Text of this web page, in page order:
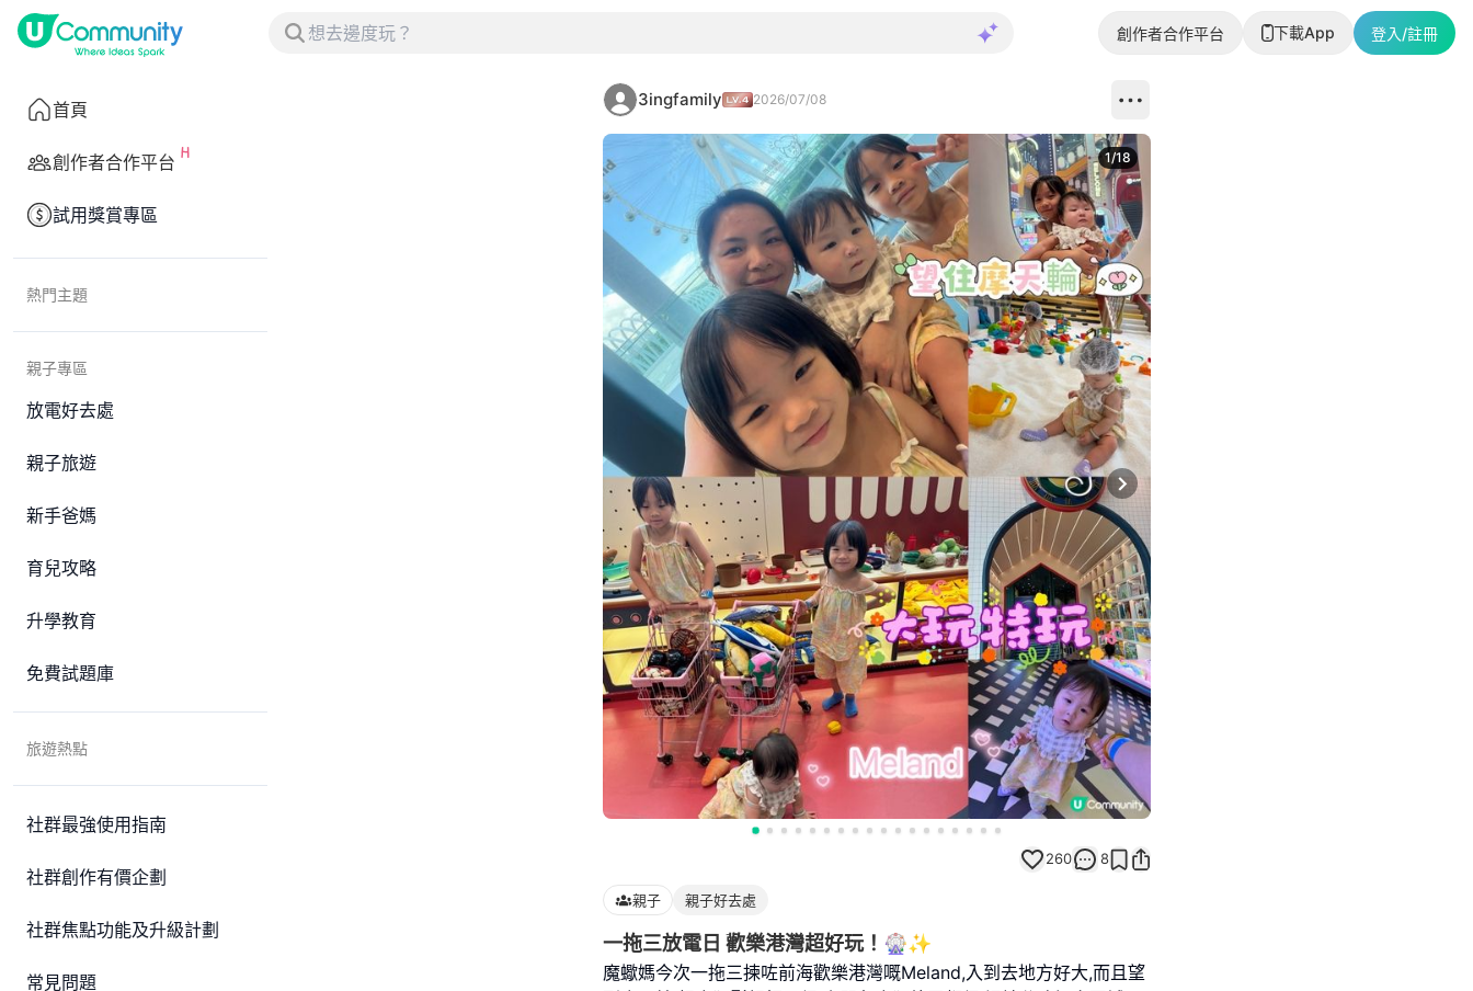
創作者合作平台 下載App 登入/註冊
首頁
創作者合作平台
試用獎賞專區
熱門主題
親子專區
放電好去處
親子旅遊
新手爸媽
育兒攻略
升學教育
免費試題庫
旅遊熱點
社群最強使用指南
社群創作有價企劃
社群焦點功能及升級計劃
常見問題
3ingfamily 2026/07/08
Next slide
1/18
260 8
親子 親子好去處
一拖三放電日 歡樂港灣超好玩！🎡✨
魔蠍媽今次一拖三揀咗前海歡樂港灣嘅Meland,入到去地方好大,而且望